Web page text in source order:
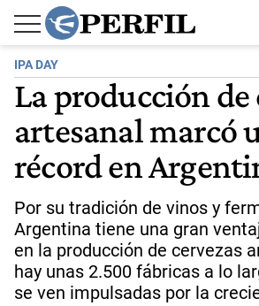
IPA DAY
La producción de
artesanal marcó
récord en
Por su tradición de vinos y
Argentina tiene una gran
en la producción de cervezas
hay unas 2.500 fábricas a lo
se ven impulsadas por la